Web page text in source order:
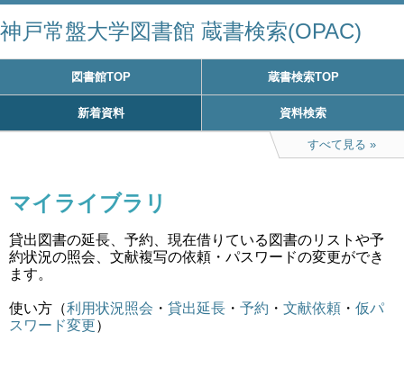
神戸常盤大学図書館 蔵書検索(OPAC)
図書館TOP 蔵書検索TOP
新着資料 資料検索
すべて見る
マイライブラリ
貸出図書の延長、予約、現在借りている図書のリストや予
約状況の照会、文献複写の依頼・パスワードの変更ができ
ます。
使い方（利用状況照会 ・ 貸出延長 ・ 予約 ・ 文献依頼 ・ 仮パ
スワード変更）